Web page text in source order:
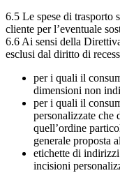
6.5 Le spese di trasporto
cliente per l’eventuale
6.6 Ai sensi della
esclusi dal diritto di
per i quali il
dimensioni non
per i quali il
personalizzate che
quell’ordine
generale proposta
etichette di
incisioni